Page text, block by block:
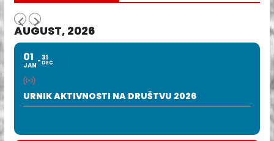
AUGUST, 2026
01
JAN
31
DEC
URNIK AKTIVNOSTI NA DRUŠTVU 2026